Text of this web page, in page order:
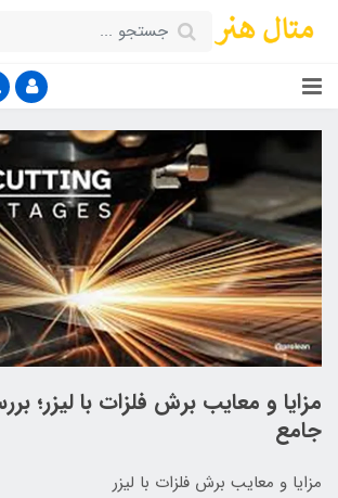
مزایا و معایب برش فلزات با لیزر؛
جامع
مزایا و معایب برش فلزات با لیزر